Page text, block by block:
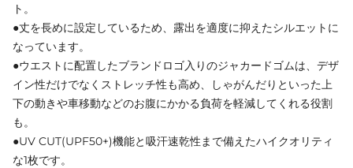
ト。
●丈を長めに設定しているため、露出を適度に抑えたシルエットに
なっています。
●ウエストに配置したブランドロゴ入りのジャカードゴムは、デザ
イン性だけでなくストレッチ性も高め、しゃがんだりといった上
下の動きや車移動などのお腹にかかる負荷を軽減してくれる役割
も。
●UV CUT(UPF50+)機能と吸汗速乾性まで備えたハイクオリティ
な1枚です。